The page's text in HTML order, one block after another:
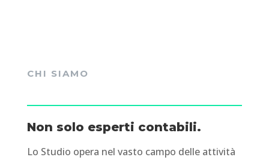
CHI SIAMO
Non solo esperti contabili.
Lo Studio opera nel vasto campo delle attività